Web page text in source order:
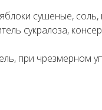
сушеные, соль,
сукралоза,
при чрезмерном